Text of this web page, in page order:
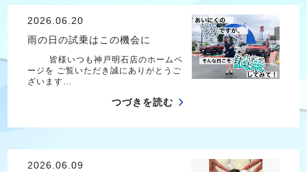
2026.06.20
雨の日の試乗はこの機会に
皆様いつも神戸明石店のホームペ
ージを ご覧いただき誠にありがとうご
ざいます…
つづきを読む
2026.06.09